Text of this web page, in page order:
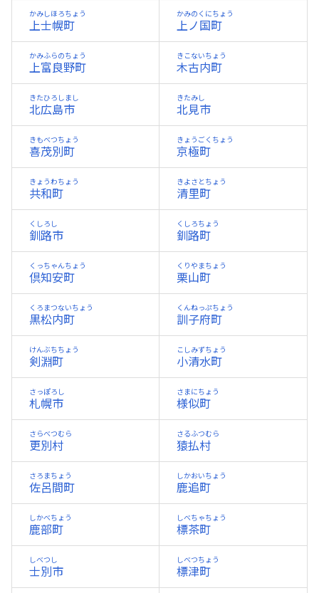
上士幌町
かみしほろちょう
上ノ国町
かみのくにちょう
上富良野町
かみふらのちょう
木古内町
きこないちょう
北広島市
きたひろしまし
北見市
きたみし
喜茂別町
きもべつちょう
京極町
きょうごくちょう
共和町
きょうわちょう
清里町
きよさとちょう
釧路市
くしろし
釧路町
くしろちょう
倶知安町
くっちゃんちょう
栗山町
くりやまちょう
黒松内町
くろまつないちょう
訓子府町
くんねっぷちょう
剣淵町
けんぶちちょう
小清水町
こしみずちょう
札幌市
さっぽろし
様似町
さまにちょう
更別村
さらべつむら
猿払村
さるふつむら
佐呂間町
さろまちょう
鹿追町
しかおいちょう
鹿部町
しかべちょう
標茶町
しべちゃちょう
士別市
しべつし
標津町
しべつちょう